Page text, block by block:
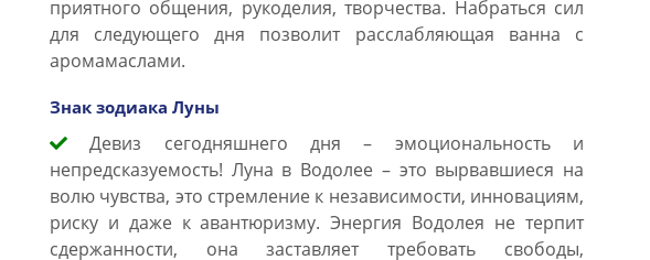
приятного общения, рукоделия, творчества. Набраться сил
для следующего дня позволит расслабляющая ванна с
аромамаслами.
Знак зодиака Луны
Девиз сегодняшнего дня – эмоциональность и
непредсказуемость! Луна в Водолее – это вырвавшиеся на
волю чувства, это стремление к независимости, инновациям,
риску и даже к авантюризму. Энергия Водолея не терпит
сдержанности, она заставляет требовать свободы,